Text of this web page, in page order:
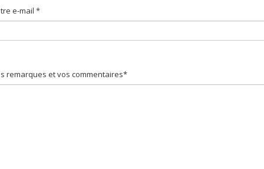
e-mail *
remarques et vos commentaires*